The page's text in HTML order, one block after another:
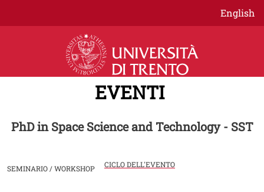
Salta al contenuto principale
English
EVENTI
PhD in Space Science and Technology - SST
SEMINARIO / WORKSHOP CICLO DELL'EVENTO